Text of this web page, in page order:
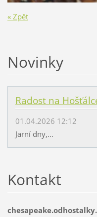
« Zpět
Novinky
Radost na
01.04.2026 12:12
Jarní dny,...
Kontakt